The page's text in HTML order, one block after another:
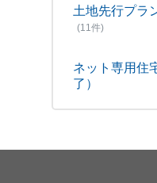
土地先行プラ
(11件)
ネット専用住
了）